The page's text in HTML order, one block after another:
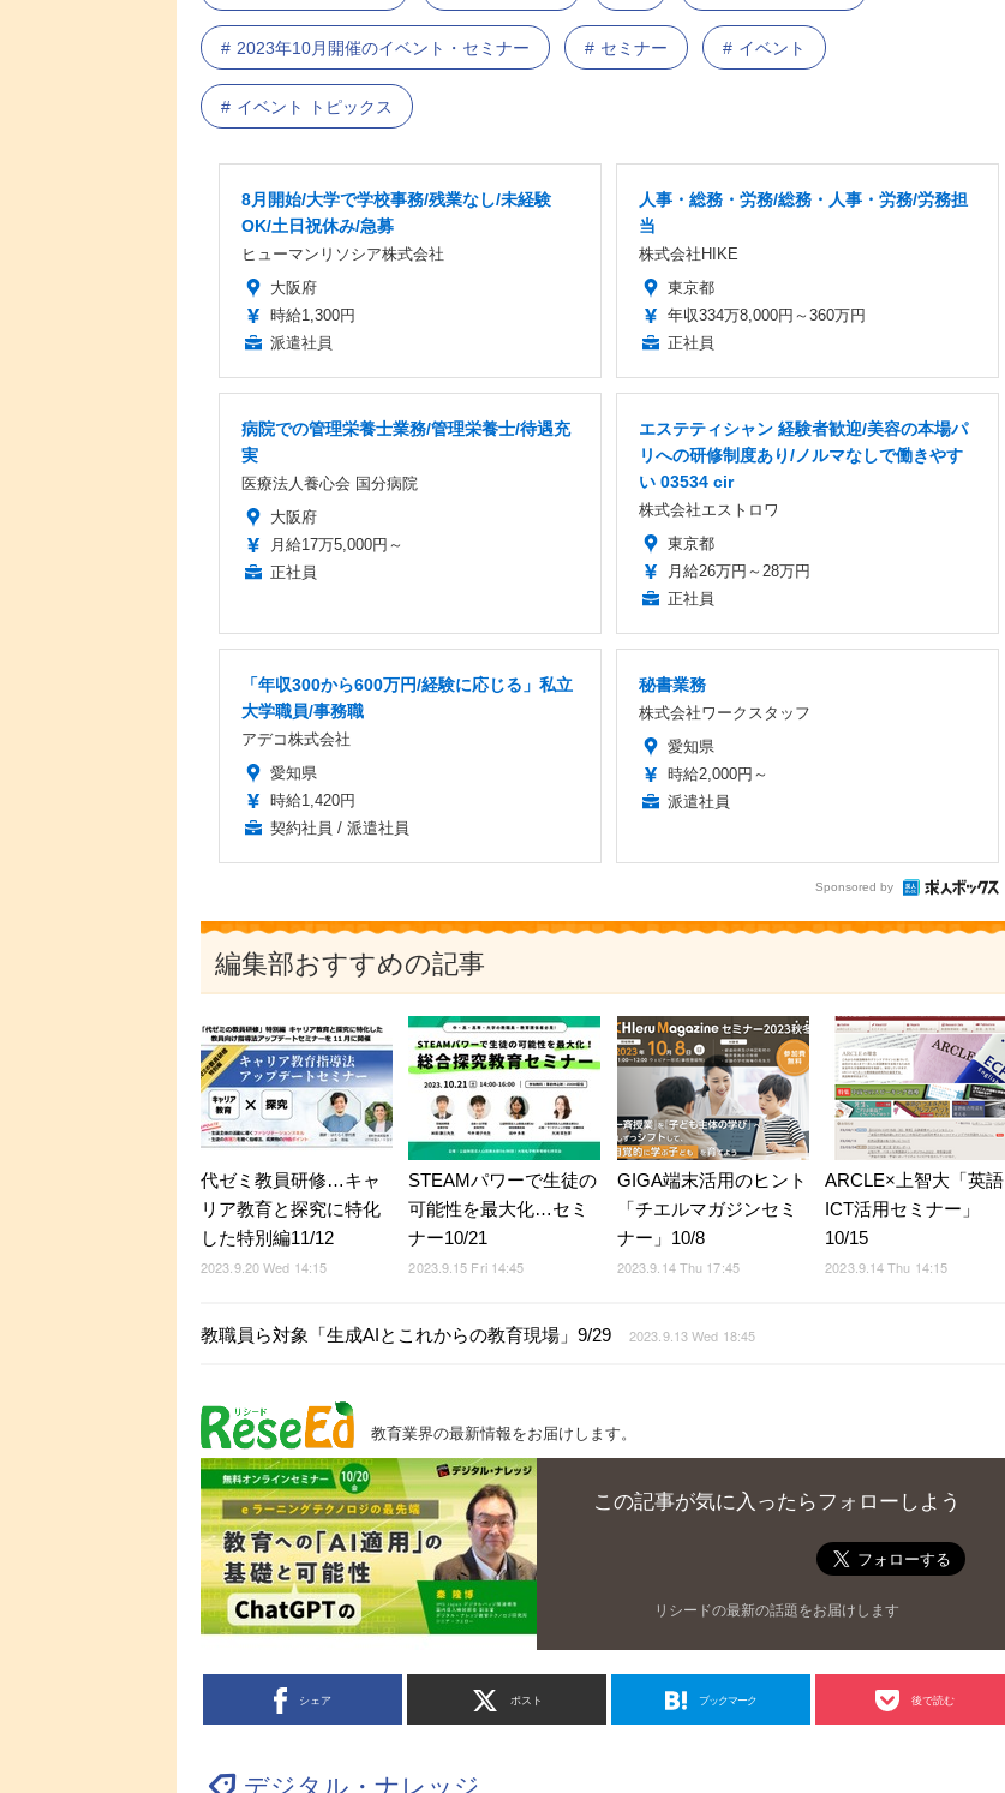
2023年10月開催のイベント・セミナー セミナー イベント
イベント トピックス
8月開始/大学で学校事務/残業なし/未経験
OK/土日祝休み/急募
ヒューマンリソシア株式会社
大阪府
時給1,300円
派遣社員
人事・総務・労務/総務・人事・労務/労務担
当
株式会社HIKE
東京都
年収334万8,000円～360万円
正社員
病院での管理栄養士業務/管理栄養士/待遇充
実
医療法人養心会 国分病院
大阪府
月給17万5,000円～
正社員
エステティシャン 経験者歓迎/美容の本場パ
リへの研修制度あり/ノルマなしで働きやす
い 03534 cir
株式会社エストロワ
東京都
月給26万円～28万円
正社員
「年収300から600万円/経験に応じる」私立
大学職員/事務職
アデコ株式会社
愛知県
時給1,420円
契約社員 / 派遣社員
秘書業務
株式会社ワークスタッフ
愛知県
時給2,000円～
派遣社員
Sponsored by
編集部おすすめの記事
代ゼミ教員研修…キャ
リア教育と探究に特化
した特別編11/12
2023.9.20 Wed 14:15
STEAMパワーで生徒の
可能性を最大化…セミ
ナー10/21
2023.9.15 Fri 14:45
GIGA端末活用のヒント
「チエルマガジンセミ
ナー」10/8
2023.9.14 Thu 17:45
ARCLE×上智大「英語
ICT活用セミナー」
10/15
2023.9.14 Thu 14:15
教職員ら対象「生成AIとこれからの教育現場」9/29 2023.9.13 Wed 18:45
教育業界の最新情報をお届けします。
この記事が気に入ったらフォローしよう
リシードの最新の話題をお届けします
シェア ポスト ブックマーク 後で読む
デジタル・ナレッジ